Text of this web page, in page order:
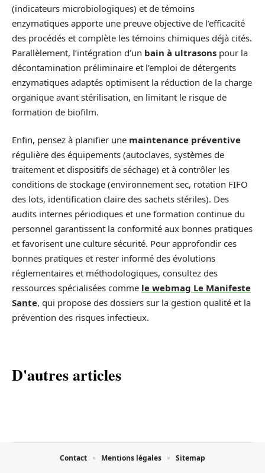
(indicateurs microbiologiques) et de témoins
enzymatiques apporte une preuve objective de l’efficacité
des procédés et complète les témoins chimiques déjà cités.
Parallèlement, l’intégration d’un bain à ultrasons pour la
décontamination préliminaire et l’emploi de détergents
enzymatiques adaptés optimisent la réduction de la charge
organique avant stérilisation, en limitant le risque de
formation de biofilm.
Enfin, pensez à planifier une maintenance préventive
régulière des équipements (autoclaves, systèmes de
traitement et dispositifs de séchage) et à contrôler les
conditions de stockage (environnement sec, rotation FIFO
des lots, identification claire des sachets stériles). Des
audits internes périodiques et une formation continue du
personnel garantissent la conformité aux bonnes pratiques
et favorisent une culture sécurité. Pour approfondir ces
bonnes pratiques et rester informé des évolutions
réglementaires et méthodologiques, consultez des
ressources spécialisées comme le webmag Le Manifeste
Sante, qui propose des dossiers sur la gestion qualité et la
prévention des risques infectieux.
D'autres articles
Contact Mentions légales Sitemap